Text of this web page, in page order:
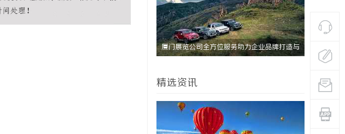
厦门展览公司全方位服务助力企业品牌打造与 武汉配眼
精选资讯